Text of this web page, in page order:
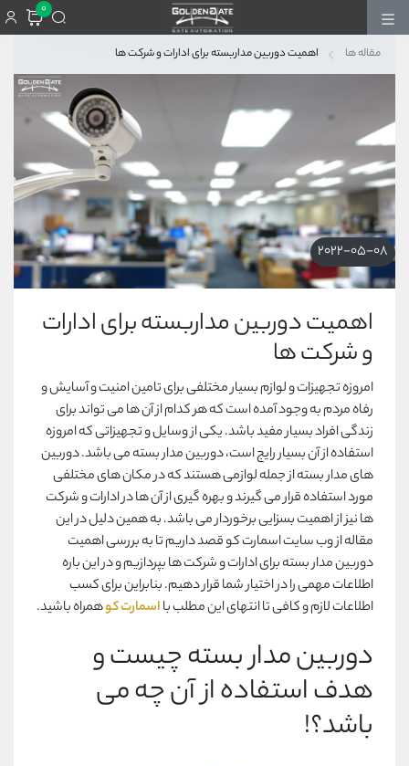
0
مقاله ها اهمیت دوربین مداربسته برای ادارات و شرکت ها
2022-05-08
اهمیت دوربین مداربسته برای ادارات
و شرکت ها
امروزه تجهیزات و لوازم بسیار مختلفی برای تامین امنیت و آسایش و
رفاه مردم به وجود آمده است که هر کدام از آن ها می تواند برای
زندگی افراد بسیار مفید باشد. یکی از وسایل و تجهیزاتی که امروزه
استفاده از آن بسیار رایج است، دوربین مدار بسته می باشد. دوربین
های مدار بسته از جمله لوازمی هستند که در مکان های مختلفی
مورد استفاده قرار می گیرند و بهره گیری از آن ها در ادارات و شرکت
ها نیز از اهمیت بسزایی برخوردار می باشد. به همین دلیل در این
مقاله از وب سایت اسمارت کو قصد داریم تا به بررسی اهمیت
دوربین مدار بسته برای ادارات و شرکت ها بپردازیم و در این باره
اطلاعات مهمی را در اختیار شما قرار دهیم. بنابراین برای کسب
اطلاعات لازم و کافی تا انتهای این مطلب بااسمارت کوهمراه باشید.
دوربین مدار بسته چیست و
هدف استفاده از آن چه می
باشد؟!